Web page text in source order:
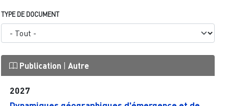
TYPE DE DOCUMENT
Publication | Autre
2027